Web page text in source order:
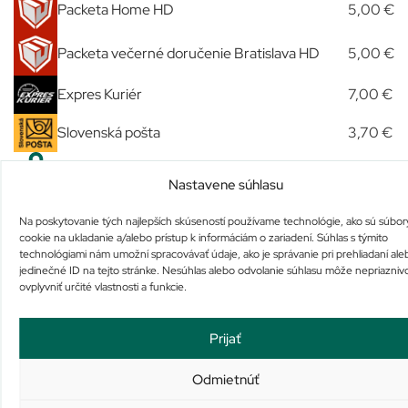
Nastavene súhlasu
Na poskytovanie tých najlepších skúseností používame technológie, ako sú
cookie na ukladanie a/alebo prístup k informáciám o zariadení. Súhlas s týmito
technológiami nám umožní spracovávať údaje, ako je správanie pri prehliadaní
jedinečné ID na tejto stránke. Nesúhlas alebo odvolanie súhlasu môže
ovplyvniť určité vlastnosti a funkcie.
Prijať
Odmietnúť
Packeta Home HD 5,00 €
Packeta večerné doručenie Bratislava HD 5,00 €
Expres Kuriér 7,00 €
Slovenská pošta
3,70 €
Podobné produkty
Vlasové hnojivo